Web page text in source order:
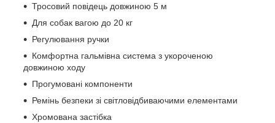
Тросовий повідець довжиною 5 м
Для собак вагою до 20 кг
Регулювання ручки
Комфортна гальмівна система з укороченою
довжиною ходу
Прогумовані компоненти
Ремінь безпеки зі світловідбиваючими елементами
Хромована застібка